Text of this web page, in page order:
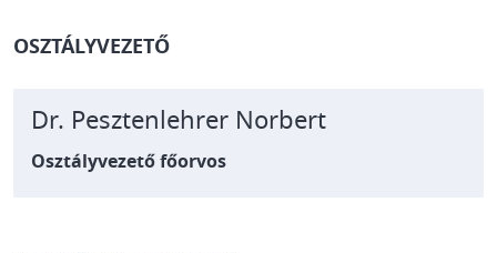
OSZTÁLYVEZETŐ
Dr. Pesztenlehrer Norbert
Osztályvezető főorvos